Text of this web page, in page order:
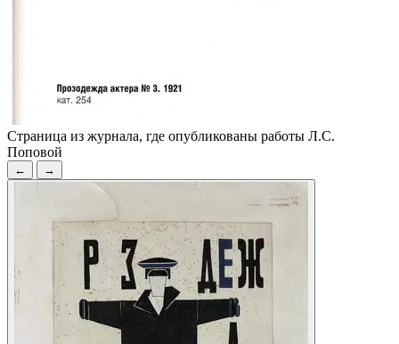
Страница из журнала, где опубликованы работы Л.С.
Поповой
← →